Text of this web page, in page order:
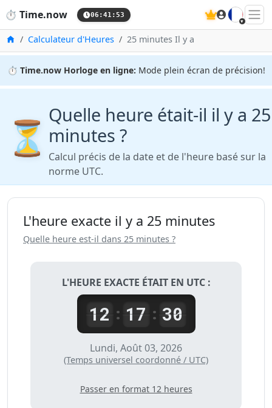
⏱️ Time.now 06:41:53 🇫🇷
Accueil
Calculateur d'Heures 25 minutes Il y a
⏱️ Time.now Horloge en ligne: Mode plein écran de précision!
⏳ Quelle heure était-il il y a 25
minutes ?
Calcul précis de la date et de l'heure basé sur la
norme UTC.
L'heure exacte il y a 25 minutes
Quelle heure est-il dans 25 minutes ?
L'HEURE EXACTE ÉTAIT EN UTC :
12: 17: 30
Lundi, Août 03, 2026
(Temps universel coordonné / UTC)
Passer en format 12 heures